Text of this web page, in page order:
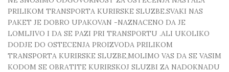
PRILIKOM TRANSPORTA KURIRSKE SLUZBE.SVAKI NAS
PAKET JE DOBRO UPAKOVAN -NAZNACENO DA JE
LOMLJIVO I DA SE PAZI PRI TRANSPORTU .ALI UKOLIKO
DODJE DO OSTECENJA PROIZVODA PRILIKOM
TRANSPORTA KURIRSKE SLUZBE,MOLIMO VAS DA SE VASIM
KODOM SE OBRATITE KURIRSKOJ SLUZBI ZA NADOKNADU